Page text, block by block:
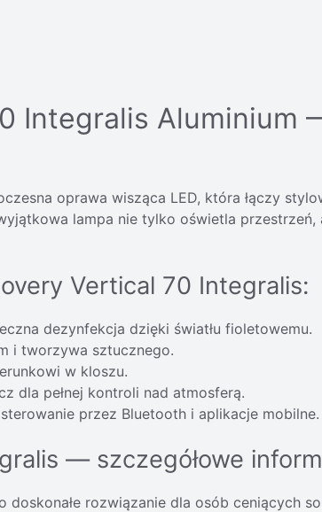
Integralis Aluminium
oprawa wisząca LED, która łączy
lampa nie tylko oświetla
Vertical 70 Integralis:
dezynfekcja dzięki światłu fioletowemu.
i tworzywa sztucznego.
w kloszu.
dla pełnej kontroli nad atmosferą.
przez Bluetooth i aplikacje mobilne.
— szczegółowe
rozwiązanie dla osób ceniących